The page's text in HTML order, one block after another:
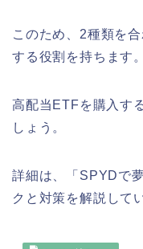
このため、2種類を
する役割を持ちます。
高配当ETFを購入す
しょう。
詳細は、「SPYDで
クと対策を解説して